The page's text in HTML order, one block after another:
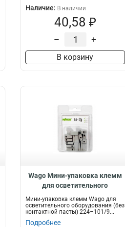
Наличие: В наличии
40,58 ₽
– +
В корзину
Wago Мини-упаковка клемм
для осветительного
оборудования (без
контактной пасты) 224–
101/996-015, 76075
Мини-упаковка клемм Wago для
осветительного оборудования (без
контактной пасты) 224–101/9...
Подробнее